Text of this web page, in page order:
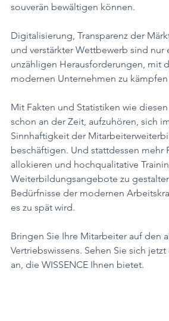
souverän bewältigen können.
Digitalisierung, Transparenz der
und verstärkter Wettbewerb sind nur
unzähligen Herausforderungen, mit
modernen Unternehmen zu
Mit Fakten und Statistiken wie
schon an der Zeit, aufzuhören, sich
Sinnhaftigkeit der
beschäftigen. Und stattdessen mehr
allokieren und hochqualitative
Weiterbildungsangebote zu
Bedürfnisse der modernen
es zu spät wird.
Bringen Sie Ihre Mitarbeiter auf den
Vertriebswissens. Sehen Sie sich
an, die WISSENCE Ihnen bietet.